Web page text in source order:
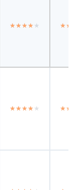
★★★★★
★★★★★
★★★★★
★★★★★